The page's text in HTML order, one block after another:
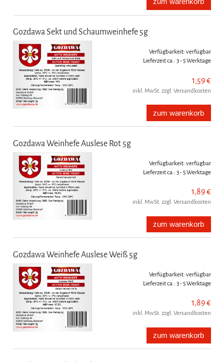
Gozdawa Sekt und Schaumweinhefe 5g
Verfügbarkeit:verfügbar
Lieferzeit ca.:3 - 5 Werktage
1,59 €
inkl. MwSt. zzgl. Versandkosten
zum warenkorb
Gozdawa Weinhefe Auslese Rot 5g
Verfügbarkeit:verfügbar
Lieferzeit ca.:3 - 5 Werktage
1,89 €
inkl. MwSt. zzgl. Versandkosten
zum warenkorb
Gozdawa Weinhefe Auslese Weiß 5g
Verfügbarkeit:verfügbar
Lieferzeit ca.:3 - 5 Werktage
1,89 €
inkl. MwSt. zzgl. Versandkosten
zum warenkorb